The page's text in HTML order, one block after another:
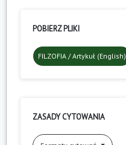
POBIERZ PLIKI
FILZOFIA / Artykuł (English)
ZASADY CYTOWANIA